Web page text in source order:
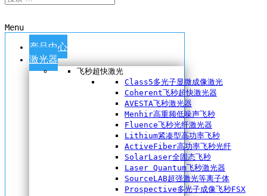
Menu
产品中心
激光器
飞秒超快激光
Class5多光子显微成像激光
Coherent飞秒超快激光器
AVESTA飞秒激光器
Menhir高重频低噪声飞秒
Fluence飞秒光纤激光器
Lithium紧凑型高功率飞秒
ActiveFiber高功率飞秒光纤
SolarLaser全固态飞秒
Laser Quantum飞秒激光器
SourceLAB超强激光等离子体
Prospective多光子成像飞秒FSX